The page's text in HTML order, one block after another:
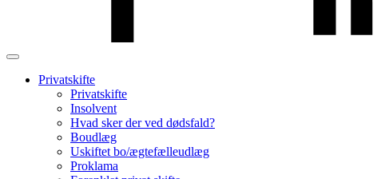
Privatskifte
Privatskifte
Insolvent
Hvad sker der ved dødsfald?
Boudlæg
Uskiftet bo/ægtefælleudlæg
Proklama